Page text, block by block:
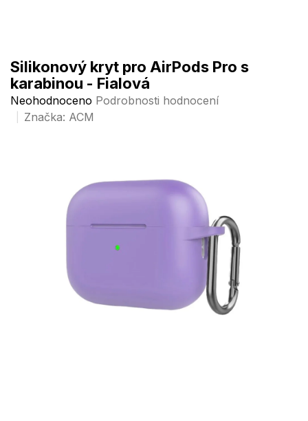
Silikonový kryt pro AirPods Pro s
karabinou - Fialová
Průměrné
hodnocení
Neohodnoceno Podrobnosti hodnocení
Značka: ACM